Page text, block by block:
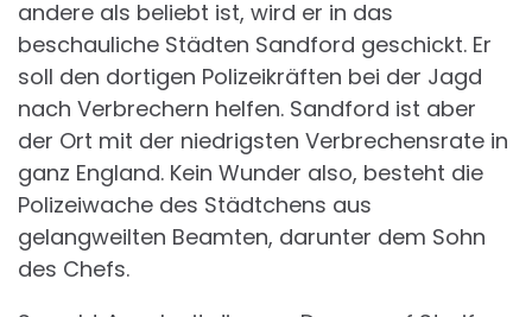
andere als beliebt ist, wird er in das
beschauliche Städten Sandford geschickt. Er
soll den dortigen Polizeikräften bei der Jagd
nach Verbrechern helfen. Sandford ist aber
der Ort mit der niedrigsten Verbrechensrate in
ganz England. Kein Wunder also, besteht die
Polizeiwache des Städtchens aus
gelangweilten Beamten, darunter dem Sohn
des Chefs.